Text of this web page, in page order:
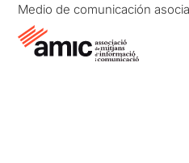
Medio de comunicación